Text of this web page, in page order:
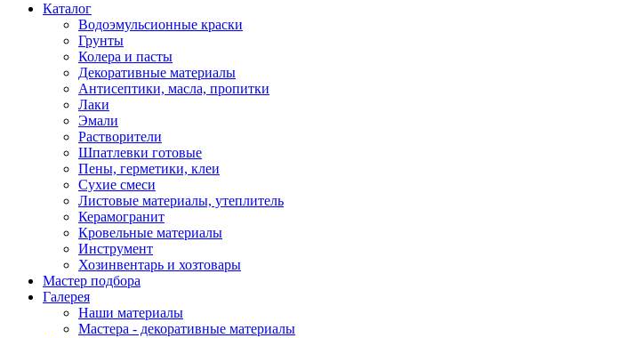
Каталог
Водоэмульсионные краски
Грунты
Колера и пасты
Декоративные материалы
Антисептики, масла, пропитки
Лаки
Эмали
Растворители
Шпатлевки готовые
Пены, герметики, клеи
Сухие смеси
Листовые материалы, утеплитель
Керамогранит
Кровельные материалы
Инструмент
Хозинвентарь и хозтовары
Мастер подбора
Галерея
Наши материалы
Мастера - декоративные материалы